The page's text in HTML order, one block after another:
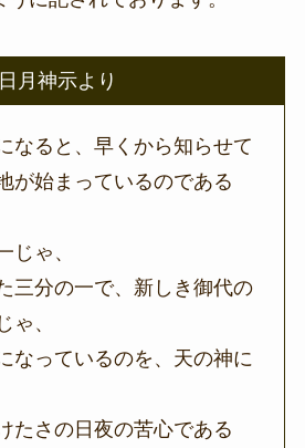
日月神示より
なると、早くから知らせて
が始まっているのである
じゃ、
三分の一で、新しき御代の
ゃ、
なっているのを、天の神に
たさの日夜の苦心である